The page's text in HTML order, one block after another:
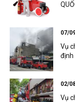
07/
Vụ
định
02/
Vụ